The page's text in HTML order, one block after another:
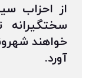
از احزاب
خواهند
آورد.